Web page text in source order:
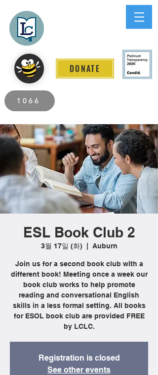
DONATE
1066
ESL Book Club 2
3월 17일 (화)
  |
Auburn
Join us for a second book club with a
different book! Meeting once a week our
book club works to help promote
reading and conversational English
skills in a less formal setting. All books
for ESOL book club are provided FREE
by LCLC.
Registration is closed
See other events